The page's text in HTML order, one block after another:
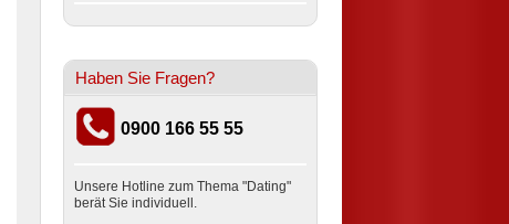
Haben Sie Fragen?
0900 166 55 55
Unsere Hotline zum Thema "Dating"
berät Sie individuell.